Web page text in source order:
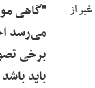
"گاهی
می‌رسد
برخی
باید
از